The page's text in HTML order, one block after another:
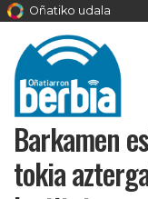
Oñatiko udala
Barkamen
tokia